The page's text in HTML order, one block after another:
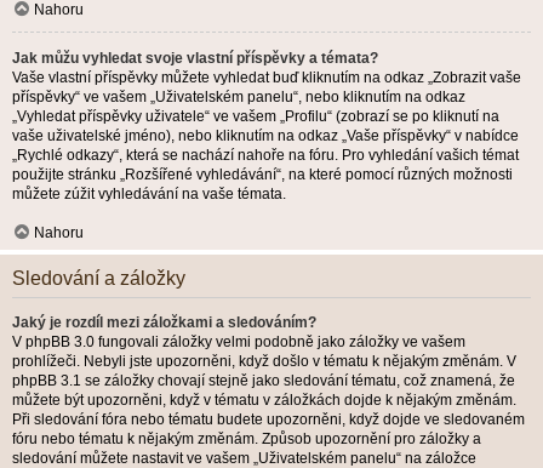
Nahoru
Jak můžu vyhledat svoje vlastní příspěvky a témata?
Vaše vlastní příspěvky můžete vyhledat buď kliknutím na odkaz „Zobrazit vaše
příspěvky“ ve vašem „Uživatelském panelu“, nebo kliknutím na odkaz
„Vyhledat příspěvky uživatele“ ve vašem „Profilu“ (zobrazí se po kliknutí na
vaše uživatelské jméno), nebo kliknutím na odkaz „Vaše příspěvky“ v nabídce
„Rychlé odkazy“, která se nachází nahoře na fóru. Pro vyhledání vašich témat
použijte stránku „Rozšířené vyhledávání“, na které pomocí různých možnosti
můžete zúžit vyhledávání na vaše témata.
Nahoru
Sledování a záložky
Jaký je rozdíl mezi záložkami a sledováním?
V phpBB 3.0 fungovali záložky velmi podobně jako záložky ve vašem
prohlížeči. Nebyli jste upozorněni, když došlo v tématu k nějakým změnám. V
phpBB 3.1 se záložky chovají stejně jako sledování tématu, což znamená, že
můžete být upozorněni, když v tématu v záložkách dojde k nějakým změnám.
Při sledování fóra nebo tématu budete upozorněni, když dojde ve sledovaném
fóru nebo tématu k nějakým změnám. Způsob upozornění pro záložky a
sledování můžete nastavit ve vašem „Uživatelském panelu“ na záložce